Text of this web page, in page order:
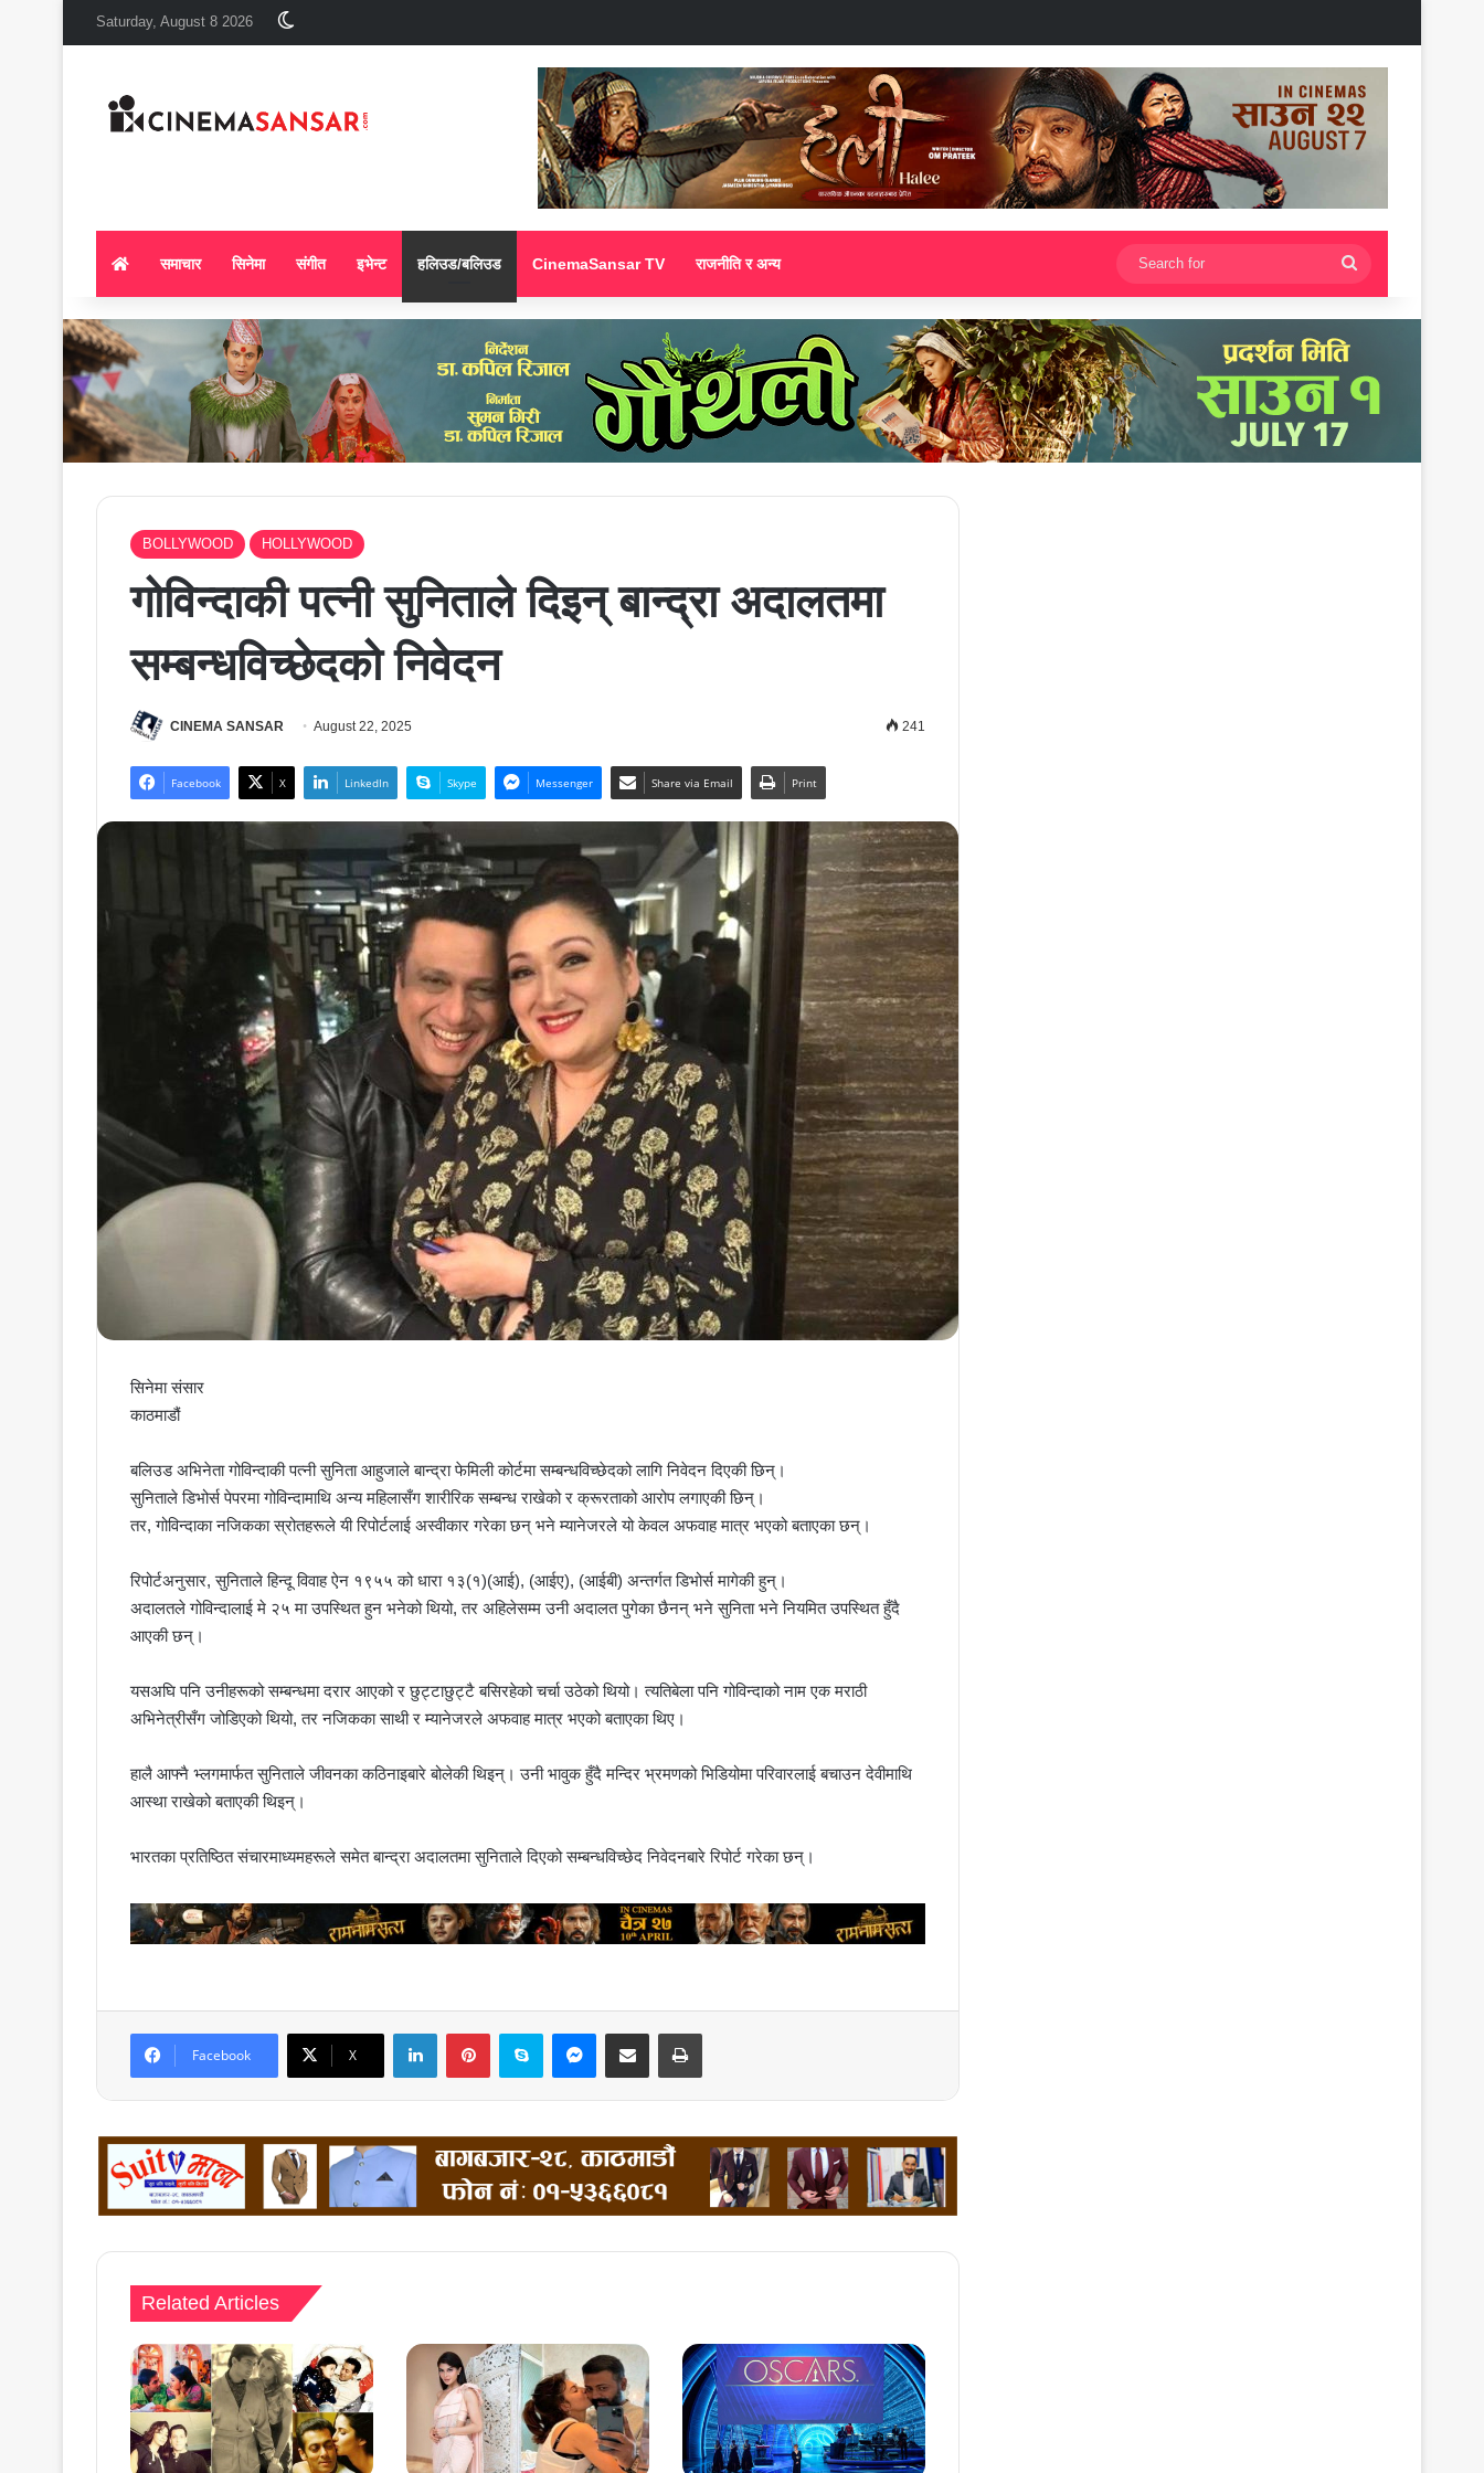
Saturday, August 8 2026
समाचार सिनेमा संगीत इभेन्ट हलिउड/बलिउड CinemaSansar TV राजनीति र अन्य
for
BOLLYWOOD HOLLYWOOD
गोविन्दाकी पत्नी सुनिताले दिइन् बान्द्रा अदालतमा
सम्बन्धविच्छेदको निवेदन
CINEMA SANSAR August 22, 2025 241
Facebook X LinkedIn Skype Messenger Share via Email Print
सिनेमा संसार
काठमाडौं
बलिउड अभिनेता गोविन्दाकी पत्नी सुनिता आहुजाले बान्द्रा फेमिली कोर्टमा सम्बन्धविच्छेदको लागि निवेदन दिएकी छिन्।
सुनिताले डिभोर्स पेपरमा गोविन्दामाथि अन्य महिलासँग शारीरिक सम्बन्ध राखेको र क्रूरताको आरोप लगाएकी छिन्।
तर, गोविन्दाका नजिकका स्रोतहरूले यी रिपोर्टलाई अस्वीकार गरेका छन् भने म्यानेजरले यो केवल अफवाह मात्र भएको बताएका छन्।
रिपोर्टअनुसार, सुनिताले हिन्दू विवाह ऐन १९५५ को धारा १३(१)(आई), (आईए), (आईबी) अन्तर्गत डिभोर्स मागेकी हुन्।
अदालतले गोविन्दालाई मे २५ मा उपस्थित हुन भनेको थियो, तर अहिलेसम्म उनी अदालत पुगेका छैनन् भने सुनिता भने नियमित उपस्थित हुँदै
आएकी छन्।
यसअघि पनि उनीहरूको सम्बन्धमा दरार आएको र छुट्टाछुट्टै बसिरहेको चर्चा उठेको थियो। त्यतिबेला पनि गोविन्दाको नाम एक मराठी
अभिनेत्रीसँग जोडिएको थियो, तर नजिकका साथी र म्यानेजरले अफवाह मात्र भएको बताएका थिए।
हालै आफ्नै भ्लगमार्फत सुनिताले जीवनका कठिनाइबारे बोलेकी थिइन्। उनी भावुक हुँदै मन्दिर भ्रमणको भिडियोमा परिवारलाई बचाउन देवीमाथि
आस्था राखेको बताएकी थिइन्।
भारतका प्रतिष्ठित संचारमाध्यमहरूले समेत बान्द्रा अदालतमा सुनिताले दिएको सम्बन्धविच्छेद निवेदनबारे रिपोर्ट गरेका छन्।
Facebook X
LinkedInPinterestSkype MessengerShare via Email Print
Related Articles